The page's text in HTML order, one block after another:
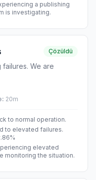
a publishing
is investigating.
Çözüldü
We are
: 20m
to normal operation.
to elevated failures.
elevated
monitoring the situation.